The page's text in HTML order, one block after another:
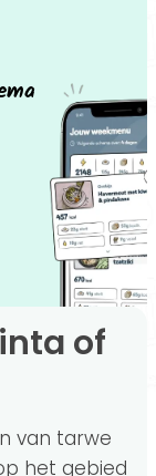
van tarwe
het gebied